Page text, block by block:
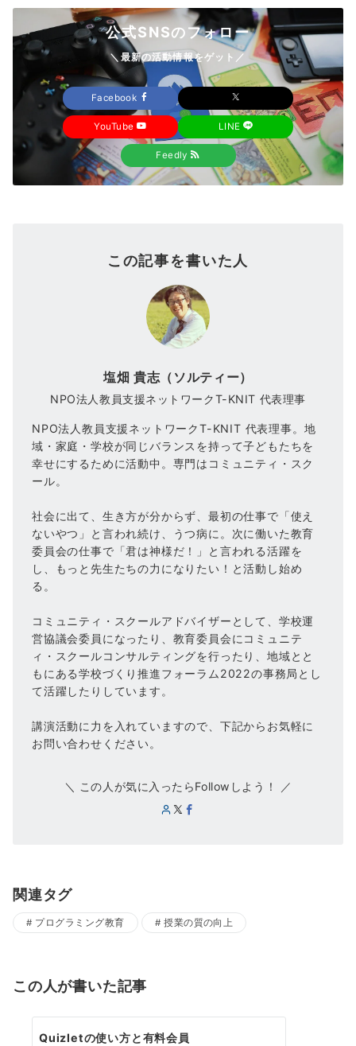
公式SNSのフォロー
＼最新の活動情報をゲット／
Facebook
YouTube LINE
Feedly
この記事を書いた人
塩畑 貴志（ソルティー）
NPO法人教員支援ネットワークT-KNIT 代表理事
NPO法人教員支援ネットワークT-KNIT 代表理事。地
域・家庭・学校が同じバランスを持って子どもたちを
幸せにするために活動中。専門はコミュニティ・スク
ール。
社会に出て、生き方が分からず、最初の仕事で「使え
ないやつ」と言われ続け、うつ病に。次に働いた教育
委員会の仕事で「君は神様だ！」と言われる活躍を
し、もっと先生たちの力になりたい！と活動し始め
る。
コミュニティ・スクールアドバイザーとして、学校運
営協議会委員になったり、教育委員会にコミュニテ
ィ・スクールコンサルティングを行ったり、地域とと
もにある学校づくり推進フォーラム2022の事務局とし
て活躍したりしています。
講演活動に力を入れていますので、下記からお気軽に
お問い合わせください。
＼ この人が気に入ったらFollowしよう！ ／
関連タグ
プログラミング教育 授業の質の向上
この人が書いた記事
Quizletの使い方と有料会員